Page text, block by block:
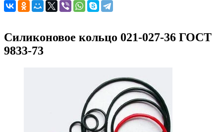
Силиконовое кольцо 021-027-36 ГОСТ
9833-73